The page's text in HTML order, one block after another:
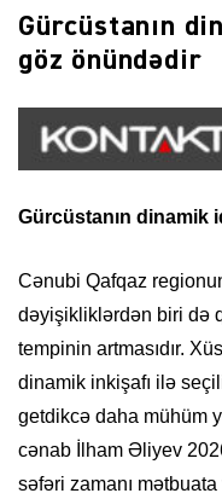
Gürcüstanın
göz önündədir
Gürcüstanın dinamik
Cənubi Qafqaz
dəyişikliklərdən biri də
tempinin artmasıdır.
dinamik inkişafı ilə
getdikcə daha mühüm
cənab İlham Əliyev
səfəri zamanı